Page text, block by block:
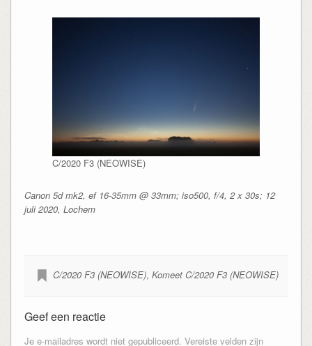
C/2020 F3 (NEOWISE)
Canon 5d mk2, ef 16-35mm @ 33mm; iso500, f/4, 2 x 30s; 12
juli 2020, Lochem
C/2020 F3 (NEOWISE), Komeet C/2020 F3 (NEOWISE)
Geef een reactie
Je e-mailadres wordt niet gepubliceerd. Vereiste velden zijn